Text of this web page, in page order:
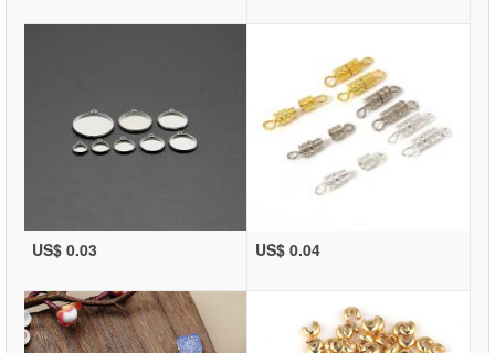
US$ 0.03 US$ 0.04